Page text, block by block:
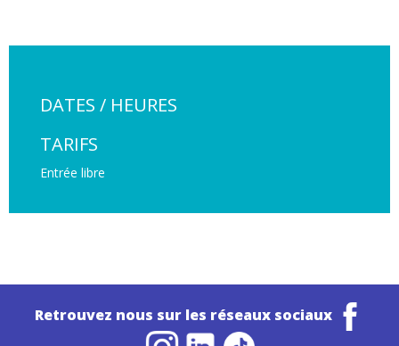
DATES / HEURES
TARIFS
Entrée libre
Retrouvez nous sur les réseaux sociaux